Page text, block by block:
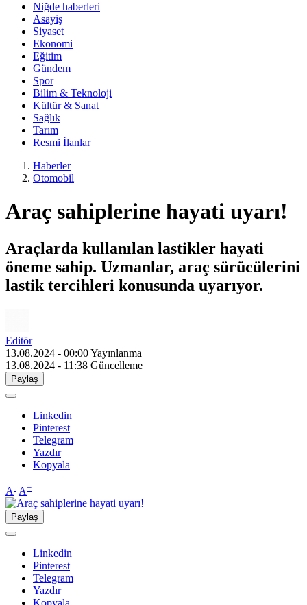
Niğde haberleri
Asayiş
Siyaset
Ekonomi
Eğitim
Gündem
Spor
Bilim & Teknoloji
Kültür & Sanat
Sağlık
Tarım
Resmi İlanlar
Haberler
Otomobil
Araç sahiplerine hayati uyarı!
Araçlarda kullanılan lastikler hayati
öneme sahip. Uzmanlar, araç sürücülerini
lastik tercihleri konusunda uyarıyor.
Editör
13.08.2024 - 00:00Yayınlanma
13.08.2024 - 11:38 Güncelleme
Paylaş
Linkedin
Pinterest
Telegram
Yazdır
Kopyala
A- A+
Paylaş
Linkedin
Pinterest
Telegram
Yazdır